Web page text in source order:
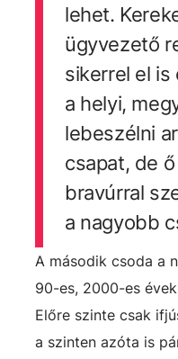
lehet.
ügyvezető
sikerrel el
a helyi,
lebeszélni
csapat, de
bravúrral
a nagyobb
A második csoda a
90-es, 2000-es
Előre szinte csak
a szinten azóta is